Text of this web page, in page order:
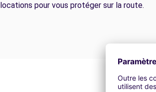
locations pour vous protéger sur la route.